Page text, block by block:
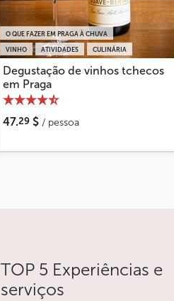
VINHO ATIVIDADES CULINÁRIA
O QUE FAZER EM PRAGA À CHUVA
Degustação de vinhos tchecos
em Praga
47.29 $ / pessoa
TOP 5 Experiências e
serviços